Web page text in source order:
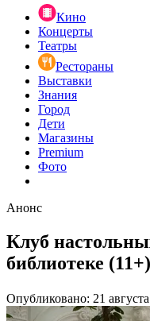
Кино
Концерты
Театры
Рестораны
Выставки
Знания
Город
Дети
Магазины
Premium
Фото
Анонс
Клуб
библиотеке (11+)
Опубликовано: 21